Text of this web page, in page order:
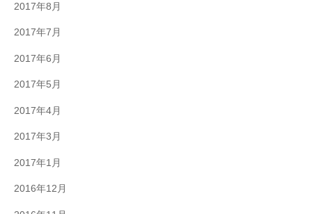
2017年8月
2017年7月
2017年6月
2017年5月
2017年4月
2017年3月
2017年1月
2016年12月